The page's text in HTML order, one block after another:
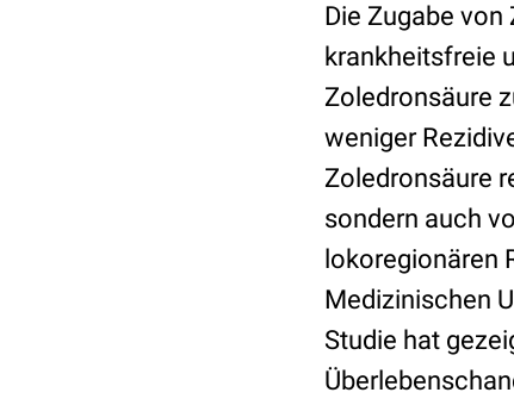
Die Zugabe
krankheitsfreie
Zoledronsäure
weniger
Zoledronsäure
sondern auch
lokoregionären
Medizinischen
Studie hat